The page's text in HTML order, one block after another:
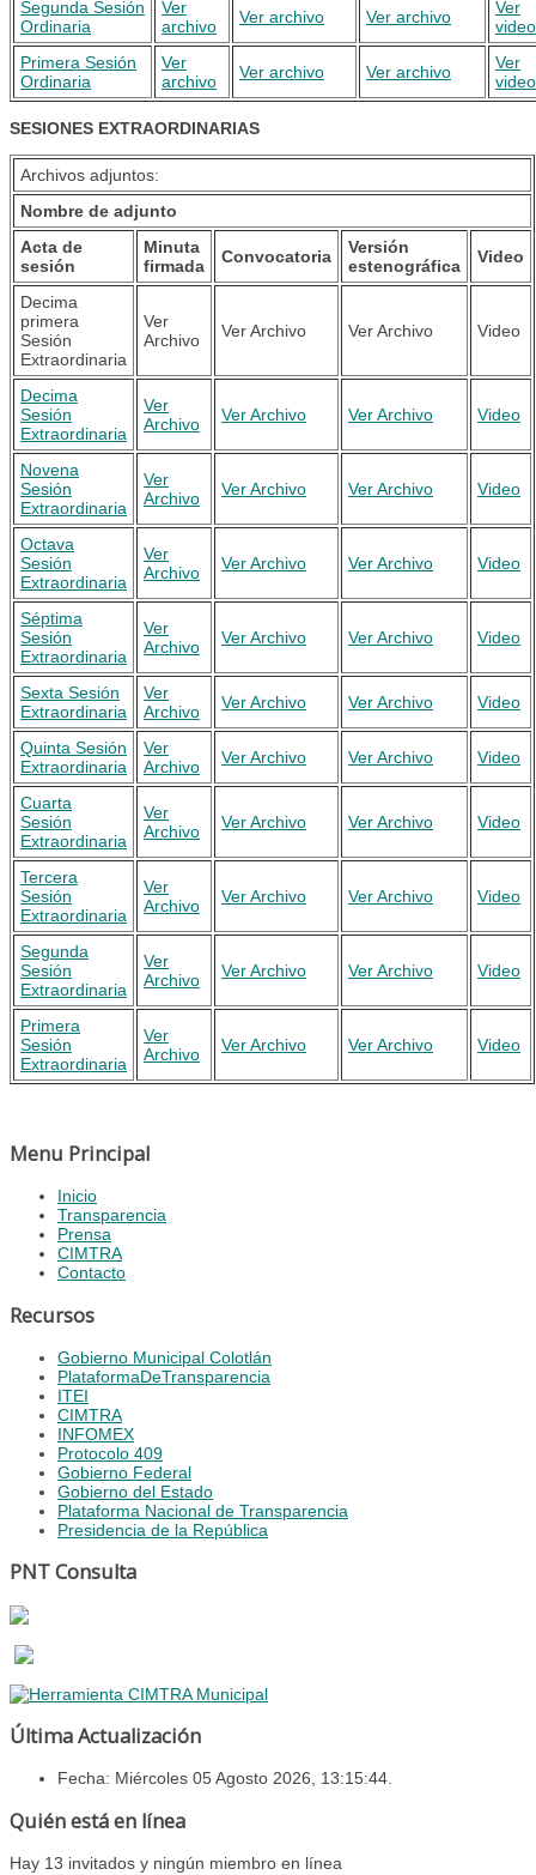
Segunda Sesión
Ordinaria
Ver
archivo
Ver archivo Ver archivo
Ver
video
Primera Sesión
Ordinaria
Ver
archivo
Ver archivo Ver archivo
Ver
video
SESIONES EXTRAORDINARIAS
Archivos adjuntos:
Nombre de adjunto
Acta de
sesión
Minuta
firmada
Convocatoria
Versión
estenográfica
Video
Decima
primera
Sesión
Extraordinaria
Ver
Archivo
Ver Archivo Ver Archivo Video
Decima
Sesión
Extraordinaria
Ver
Archivo
Ver Archivo Ver Archivo Video
Novena
Sesión
Extraordinaria
Ver
Archivo
Ver Archivo Ver Archivo Video
Octava
Sesión
Extraordinaria
Ver
Archivo
Ver Archivo Ver Archivo Video
Séptima
Sesión
Extraordinaria
Ver
Archivo
Ver Archivo Ver Archivo Video
Sexta Sesión
Extraordinaria
Ver
Archivo
Ver Archivo Ver Archivo Video
Quinta Sesión
Extraordinaria
Ver
Archivo
Ver Archivo Ver Archivo Video
Cuarta
Sesión
Extraordinaria
Ver
Archivo
Ver Archivo Ver Archivo Video
Tercera
Sesión
Extraordinaria
Ver
Archivo
Ver Archivo Ver Archivo Video
Segunda
Sesión
Extraordinaria
Ver
Archivo
Ver Archivo Ver Archivo Video
Primera
Sesión
Extraordinaria
Ver
Archivo
Ver Archivo Ver Archivo Video
Menu Principal
Inicio
Transparencia
Prensa
CIMTRA
Contacto
Recursos
Gobierno Municipal Colotlán
PlataformaDeTransparencia
ITEI
CIMTRA
INFOMEX
Protocolo 409
Gobierno Federal
Gobierno del Estado
Plataforma Nacional de Transparencia
Presidencia de la República
PNT Consulta
Última Actualización
Fecha: Miércoles 05 Agosto 2026, 13:15:44.
Quién está en línea
Hay 13 invitados y ningún miembro en línea